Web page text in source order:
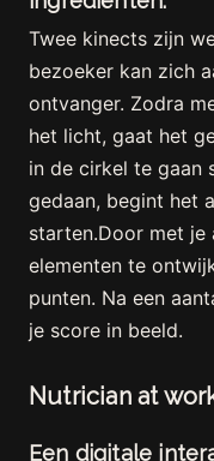
Twee kinects zijn
bezoeker kan zich
ontvanger. Zodra
het licht, gaat het
in de cirkel te gaan
gedaan, begint het
starten.Door met je
elementen te
punten. Na een
je score in beeld.
Nutrician at
Een digitale